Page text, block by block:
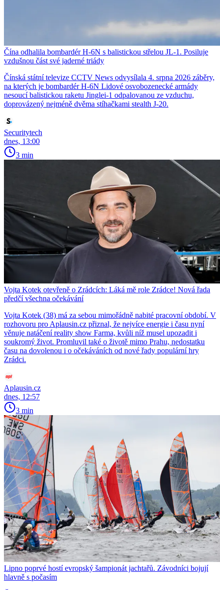
Čína odhalila bombardér H-6N s balistickou střelou JL-1. Posiluje
vzdušnou část své jaderné triády
Čínská státní televize CCTV News odvysílala 4. srpna 2026 záběry,
na kterých je bombardér H-6N Lidové osvobozenecké armády
nesoucí balistickou raketu Jinglei-1 odpalovanou ze vzduchu,
doprovázený nejméně dvěma stíhačkami stealth J-20.
Securitytech
dnes, 13:00
3 min
Vojta Kotek otevřeně o Zrádcích: Láká mě role Zrádce! Nová řada
předčí všechna očekávání
Vojta Kotek (38) má za sebou mimořádně nabité pracovní období. V
rozhovoru pro Aplausin.cz přiznal, že nejvíce energie i času nyní
věnuje natáčení reality show Farma, kvůli níž musel upozadit i
soukromý život. Promluvil také o životě mimo Prahu, nedostatku
času na dovolenou i o očekáváních od nové řady populární hry
Zrádci.
Aplausin.cz
dnes, 12:57
3 min
Lipno poprvé hostí evropský šampionát jachtařů. Závodníci bojují
hlavně s počasím